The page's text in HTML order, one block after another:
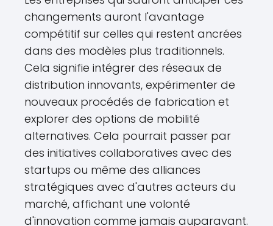
changements auront l'avantage
compétitif sur celles qui restent ancrées
dans des modèles plus traditionnels.
Cela signifie intégrer des réseaux de
distribution innovants, expérimenter de
nouveaux procédés de fabrication et
explorer des options de mobilité
alternatives. Cela pourrait passer par
des initiatives collaboratives avec des
startups ou même des alliances
stratégiques avec d'autres acteurs du
marché, affichant une volonté
d'innovation comme jamais auparavant.